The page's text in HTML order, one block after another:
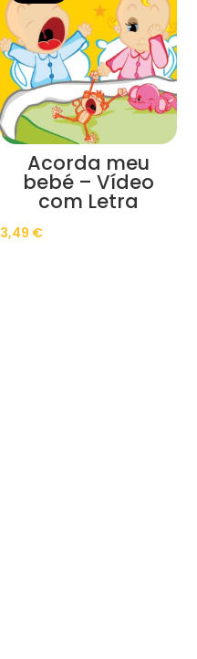
Acorda meu
bebé – Vídeo
com Letra
3,49 €